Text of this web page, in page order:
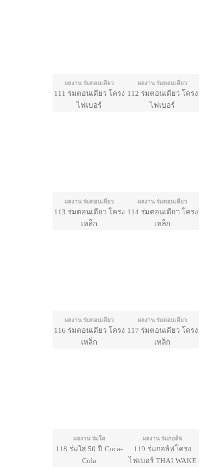
ผลงาน ร่มตอนเดียว
111 ร่มตอนเดียว โครง
ไฟเบอร์
ผลงาน ร่มตอนเดียว
112 ร่มตอนเดียว โครง
ไฟเบอร์
ผลงาน ร่มตอนเดียว
113 ร่มตอนเดียว โครง
เหล็ก
ผลงาน ร่มตอนเดียว
114 ร่มตอนเดียว โครง
เหล็ก
ผลงาน ร่มตอนเดียว
116 ร่มตอนเดียว โครง
เหล็ก
ผลงาน ร่มตอนเดียว
117 ร่มตอนเดียว โครง
เหล็ก
ผลงาน ร่มใส
118 ร่มใส 50 ปี Coca-
Cola
ผลงาน ร่มกอล์ฟ
119 ร่มกอล์ฟโครง
ไฟเบอร์ THAI WAKE